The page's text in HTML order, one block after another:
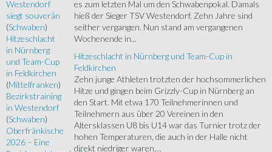
es zum letzten Mal um den Schwabenpokal. Damals
hieß der Sieger TSV Westendorf. Zehn Jahre sind
seither vergangen. Nun stand am vergangenen
Wochenende in...
Hitzeschlacht in Nürnberg und Team-Cup in
Feldkirchen
Zehn junge Athleten trotzten der hochsommerlichen
Hitze und gingen beim Grizzly-Cup in Nürnberg an
den Start. Mit etwa 170 Teilnehmerinnen und
Teilnehmern aus über 20 Vereinen in den
Altersklassen U8 bis U14 war das Turnier trotz der
hohen Temperaturen, die auch in der Halle nicht
direkt niedriger waren,...
Westendorf
siegt souverän
(Schwaben)
Hitzeschlacht
in Nürnberg
und Team-Cup
in Feldkirchen
(Mittelfranken)
Bezirkstraining
in Westendorf
(Schwaben)
Oberfränkische
2026 – Eine